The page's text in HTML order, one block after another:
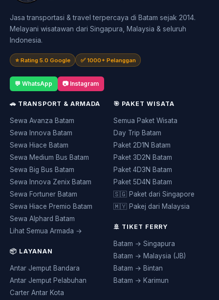
Jasa transportasi & travel terpercaya di Batam sejak 2014.
Melayani wisatawan dari Singapura, Malaysia & seluruh
Indonesia.
⭐ Rating 5.0 Google ✅ 1000+ Pelanggan
💬 WhatsApp 📷 Instagram
🚗 TRANSPORT & ARMADA
Sewa Avanza Batam
Sewa Innova Batam
Sewa Hiace Batam
Sewa Medium Bus Batam
Sewa Big Bus Batam
Sewa Innova Zenix Batam
Sewa Fortuner Batam
Sewa Hiace Premio Batam
Sewa Alphard Batam
Lihat Semua Armada →
📦 LAYANAN
Antar Jemput Bandara
Antar Jemput Pelabuhan
Carter Antar Kota
🎯 PAKET WISATA
Semua Paket Wisata
Day Trip Batam
Paket 2D1N Batam
Paket 3D2N Batam
Paket 4D3N Batam
Paket 5D4N Batam
🇸🇬 Paket dari Singapore
🇲🇾 Pakej dari Malaysia
🚢 TIKET FERRY
Batam → Singapura
Batam → Malaysia (JB)
Batam → Bintan
Batam → Karimun